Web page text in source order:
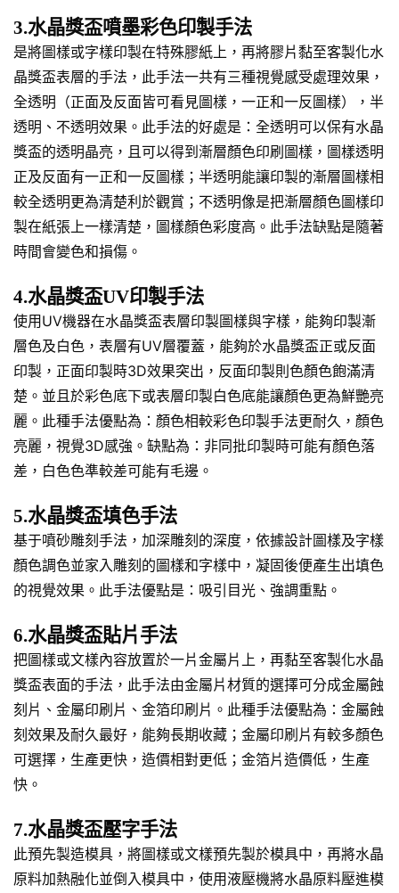
3.水晶獎盃噴墨彩色印製手法
是將圖樣或字樣印製在特殊膠紙上，再將膠片黏至客製化水
晶獎盃表層的手法，此手法一共有三種視覺感受處理效果，
全透明（正面及反面皆可看見圖樣，一正和一反圖樣），半
透明、不透明效果。此手法的好處是：全透明可以保有水晶
獎盃的透明晶亮，且可以得到漸層顏色印刷圖樣，圖樣透明
正及反面有一正和一反圖樣；半透明能讓印製的漸層圖樣相
較全透明更為清楚利於觀賞；不透明像是把漸層顏色圖樣印
製在紙張上一樣清楚，圖樣顏色彩度高。此手法缺點是隨著
時間會變色和損傷。
4.水晶獎盃UV印製手法
使用UV機器在水晶獎盃表層印製圖樣與字樣，能夠印製漸
層色及白色，表層有UV層覆蓋，能夠於水晶獎盃正或反面
印製，正面印製時3D效果突出，反面印製則色顏色飽滿清
楚。並且於彩色底下或表層印製白色底能讓顏色更為鮮艷亮
麗。此種手法優點為：顏色相較彩色印製手法更耐久，顏色
亮麗，視覺3D感強。缺點為：非同批印製時可能有顏色落
差，白色色準較差可能有毛邊。
5.水晶獎盃填色手法
基于噴砂雕刻手法，加深雕刻的深度，依據設計圖樣及字樣
顏色調色並家入雕刻的圖樣和字樣中，凝固後便產生出填色
的視覺效果。此手法優點是：吸引目光、強調重點。
6.水晶獎盃貼片手法
把圖樣或文樣內容放置於一片金屬片上，再黏至客製化水晶
獎盃表面的手法，此手法由金屬片材質的選擇可分成金屬蝕
刻片、金屬印刷片、金箔印刷片。此種手法優點為：金屬蝕
刻效果及耐久最好，能夠長期收藏；金屬印刷片有較多顏色
可選擇，生產更快，造價相對更低；金箔片造價低，生產
快。
7.水晶獎盃壓字手法
此預先製造模具，將圖樣或文樣預先製於模具中，再將水晶
原料加熱融化並倒入模具中，使用液壓機將水晶原料壓進模